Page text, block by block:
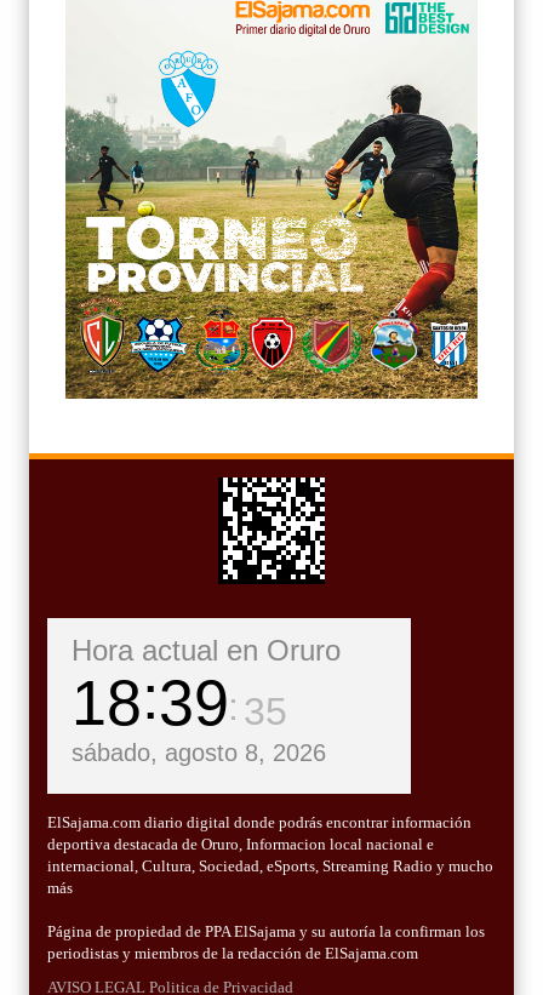
Hora actual en Oruro
18 39 36
sábado, agosto 8, 2026
ElSajama.com diario digital donde podrás encontrar información
deportiva destacada de Oruro, Informacion local nacional e
internacional, Cultura, Sociedad, eSports, Streaming Radio y mucho
más
Página de propiedad de PPA ElSajama y su autoría la confirman los
periodistas y miembros de la redacción de ElSajama.com
AVISO LEGAL Politica de Privacidad